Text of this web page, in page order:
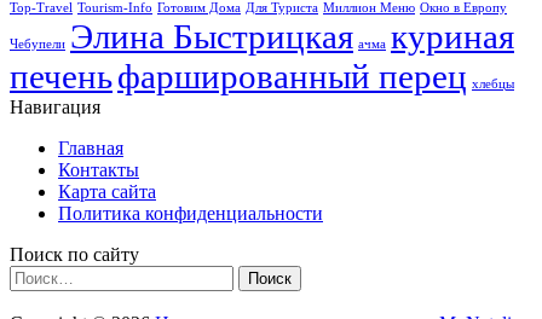
Top-Travel Tourism-Info Готовим Дома Для Туриста Миллион Меню Окно в Европу
Чебупели Элина Быстрицкая ачма куриная
печеньфаршированный перец хлебцы
Навигация
Главная
Контакты
Карта сайта
Политика конфиденциальности
Поиск по сайту
Найти: